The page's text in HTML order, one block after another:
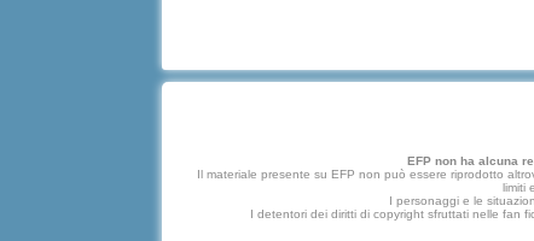
EFP non ha alcuna
Il materiale presente su EFP non può essere riprodotto
limiti
I personaggi e le
I detentori dei diritti di copyright sfruttati nelle fan